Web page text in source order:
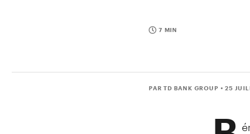
7 MIN
PAR TD BANK GROUP • 25